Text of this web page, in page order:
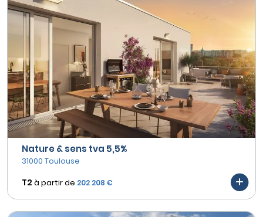
Nature & sens tva 5,5%
31000 Toulouse
T2 à partir de 202 208 €